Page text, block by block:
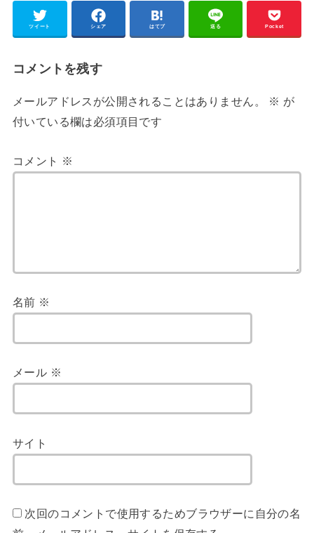
ツイート シェア はてブ 送る Pocket
コメントを残す
メールアドレスが公開されることはありません。 ※ が
付いている欄は必須項目です
コメント ※
名前 ※
メール ※
サイト
次回のコメントで使用するためブラウザーに自分の名